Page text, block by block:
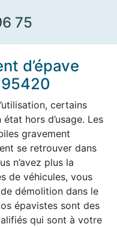
75
d’épave
certains
hors d’usage. Les
gravement
se retrouver dans
n’avez plus la
de véhicules, vous
démolition dans le
épavistes sont des
qui sont à votre